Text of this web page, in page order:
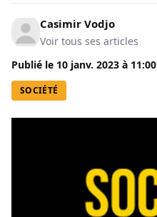
Casimir Vodjo
Voir tous ses articles
Publié le 10 janv. 2023 à 11:00
SOCIÉTÉ